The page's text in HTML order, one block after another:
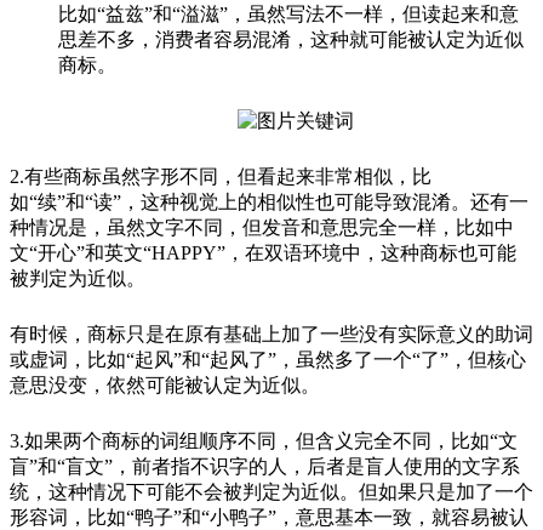
比如“益兹”和“溢滋”，虽然写法不一样，但读起来和意
思差不多，消费者容易混淆，这种就可能被认定为近似
商标。
2.有些商标虽然字形不同，但看起来非常相似，比
如“续”和“读”，这种视觉上的相似性也可能导致混淆。还有一
种情况是，虽然文字不同，但发音和意思完全一样，比如中
文“开心”和英文“HAPPY”，在双语环境中，这种商标也可能
被判定为近似。
有时候，商标只是在原有基础上加了一些没有实际意义的助词
或虚词，比如“起风”和“起风了”，虽然多了一个“了”，但核心
意思没变，依然可能被认定为近似。
3.如果两个商标的词组顺序不同，但含义完全不同，比如“文
盲”和“盲文”，前者指不识字的人，后者是盲人使用的文字系
统，这种情况下可能不会被判定为近似。但如果只是加了一个
形容词，比如“鸭子”和“小鸭子”，意思基本一致，就容易被认